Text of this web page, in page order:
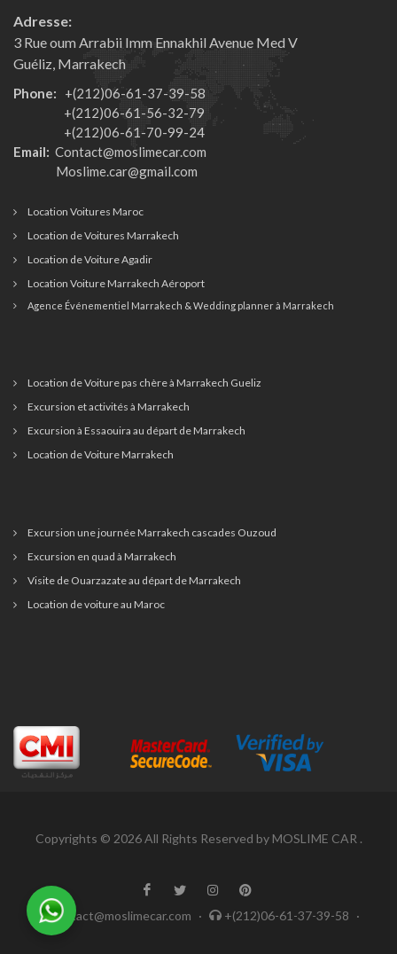
Adresse:
3 Rue oum Arrabii Imm Ennakhil Avenue Med V
Guéliz, Marrakech
Phone:
+(212)06-61-37-39-58
+(212)06-61-56-32-79
+(212)06-61-70-99-24
Email: Contact@moslimecar.com
Moslime.car@gmail.com
Location Voitures Maroc
Location de Voitures Marrakech
Location de Voiture Agadir
Location Voiture Marrakech Aéroport
Agence Événementiel Marrakech & Wedding planner à Marrakech
Location de Voiture pas chère à Marrakech Gueliz
Excursion et activités à Marrakech
Excursion à Essaouira au départ de Marrakech
Location de Voiture Marrakech
Excursion une journée Marrakech cascades Ouzoud
Excursion en quad à Marrakech
Visite de Ouarzazate au départ de Marrakech
Location de voiture au Maroc
Copyrights © 2026 All Rights Reserved by MOSLIME CAR .
Contact@moslimecar.com · +(212)06-61-37-39-58 ·